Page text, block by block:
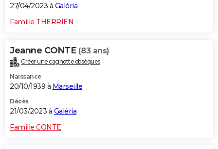
27/04/2023 à Galéria
Famille THERRIEN
Jeanne CONTE (83 ans)
Créer une cagnotte obsèques
Naissance
20/10/1939 à Marseille
Décès
21/03/2023 à Galéria
Famille CONTE